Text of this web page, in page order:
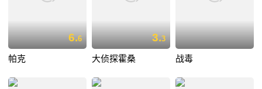
6.6
帕克
3.3
大侦探霍桑 战毒